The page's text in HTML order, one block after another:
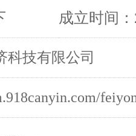
成立时间
科技有限公司